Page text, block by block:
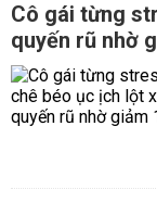
Cô gái từng
quyến rũ nhờ